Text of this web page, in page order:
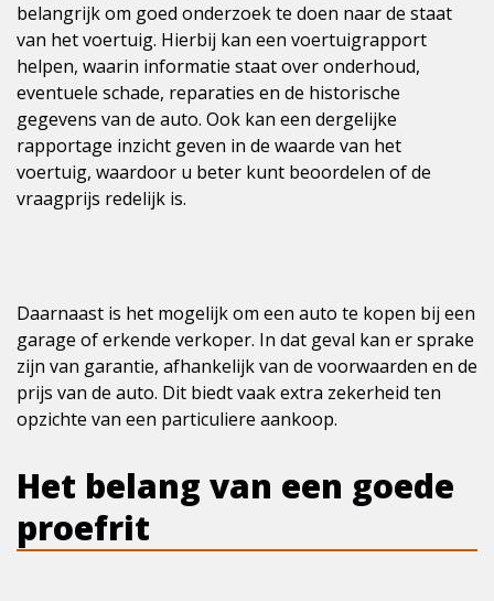
belangrijk om goed onderzoek te doen naar de staat
van het voertuig. Hierbij kan een voertuigrapport
helpen, waarin informatie staat over onderhoud,
eventuele schade, reparaties en de historische
gegevens van de auto. Ook kan een dergelijke
rapportage inzicht geven in de waarde van het
voertuig, waardoor u beter kunt beoordelen of de
vraagprijs redelijk is.
Daarnaast is het mogelijk om een auto te kopen bij een
garage of erkende verkoper. In dat geval kan er sprake
zijn van garantie, afhankelijk van de voorwaarden en de
prijs van de auto. Dit biedt vaak extra zekerheid ten
opzichte van een particuliere aankoop.
Het belang van een goede
proefrit